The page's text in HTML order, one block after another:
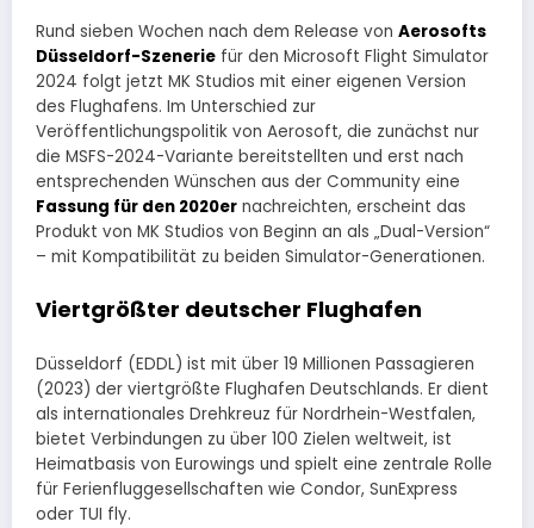
Rund sieben Wochen nach dem Release von Aerosofts
Düsseldorf-Szenerie für den Microsoft Flight Simulator
2024 folgt jetzt MK Studios mit einer eigenen Version
des Flughafens. Im Unterschied zur
Veröffentlichungspolitik von Aerosoft, die zunächst nur
die MSFS-2024-Variante bereitstellten und erst nach
entsprechenden Wünschen aus der Community eine
Fassung für den 2020er nachreichten, erscheint das
Produkt von MK Studios von Beginn an als „Dual-Version“
– mit Kompatibilität zu beiden Simulator-Generationen.
Viertgrößter deutscher Flughafen
Düsseldorf (EDDL) ist mit über 19 Millionen Passagieren
(2023) der viertgrößte Flughafen Deutschlands. Er dient
als internationales Drehkreuz für Nordrhein-Westfalen,
bietet Verbindungen zu über 100 Zielen weltweit, ist
Heimatbasis von Eurowings und spielt eine zentrale Rolle
für Ferienfluggesellschaften wie Condor, SunExpress
oder TUI fly.